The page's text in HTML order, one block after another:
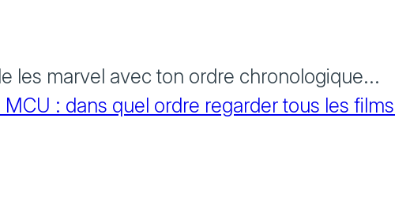
les marvel avec ton ordre chronologique...
: dans quel ordre regarder tous les